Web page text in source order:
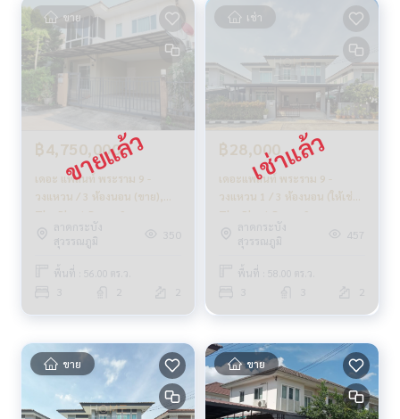
ขาย
฿4,750,000
เดอะ แพลนท์ พระราม 9 -
วงแหวน / 3 ห้องนอน (ขาย),
The Plant Rama 9 -
Wongwaen / 3 Bedrooms
(FOR SALE) CHUI021
ลาดกระบัง
สุวรรณภูมิ
350
พื้นที่ : 56.00 ตร.ว.
เช่า
฿28,000
เดอะแพลนท์ พระราม 9 -
วงแหวน 1 / 3 ห้องนอน (ให้เช่า),
The Plant Rama 9 -
Wongwaen 1 / 3 Bedrooms
(FOR RENT) AA352
ลาดกระบัง
สุวรรณภูมิ
457
พื้นที่ : 58.00 ตร.ว.
ขาย ขาย